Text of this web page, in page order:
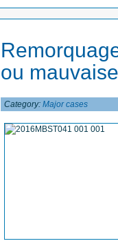
ou
Category:Major cases